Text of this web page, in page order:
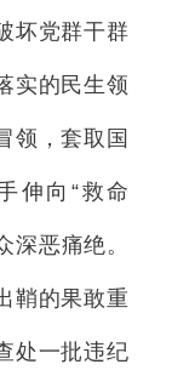
坏党群干群
实的民生领
领，套取国
伸向“救命
深恶痛绝。
鞘的果敢重
处一批违纪